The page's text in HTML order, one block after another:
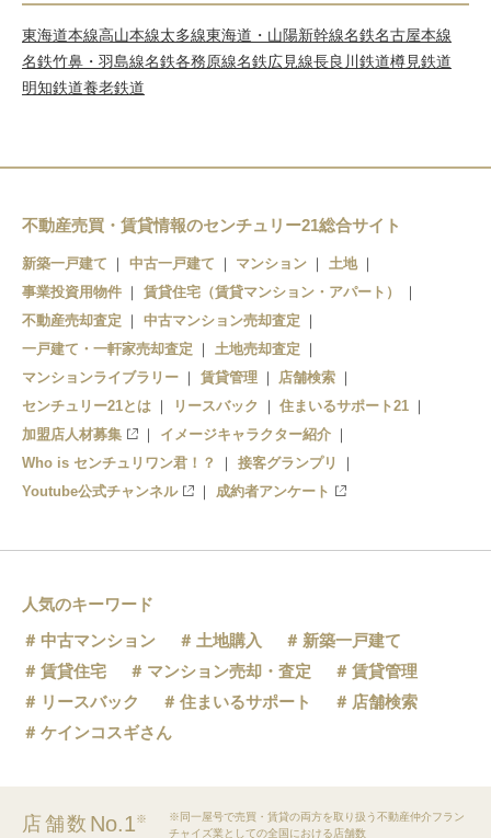
東海道本線高山本線太多線東海道・山陽新幹線名鉄名古屋本線
名鉄竹鼻・羽島線名鉄各務原線名鉄広見線長良川鉄道樽見鉄道
明知鉄道養老鉄道
不動産売買・賃貸情報のセンチュリー21総合サイト
新築一戸建て 中古一戸建て マンション
土地
事業投資用物件
賃貸住宅（賃貸マンション・アパート）
不動産売却査定
中古マンション売却査定
一戸建て・一軒家売却査定
土地売却査定
マンションライブラリー
賃貸管理
店舗検索
センチュリー21とは
リースバック
住まいるサポート21
加盟店人材募集
イメージキャラクター紹介
Who is センチュリワン君！？
接客グランプリ
Youtube公式チャンネル
成約者アンケート
人気のキーワード
中古マンション
土地購入
新築一戸建て
賃貸住宅
マンション売却・査定
賃貸管理
リースバック
住まいるサポート
店舗検索
ケインコスギさん
店舗数 No.1※
※同一屋号で売買・賃貸の両方を取り扱う不動産仲介フラン
チャイズ業としての全国における店舗数